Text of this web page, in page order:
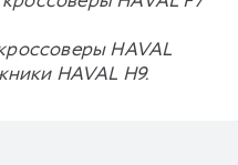
HAVAL
HAVAL H9.